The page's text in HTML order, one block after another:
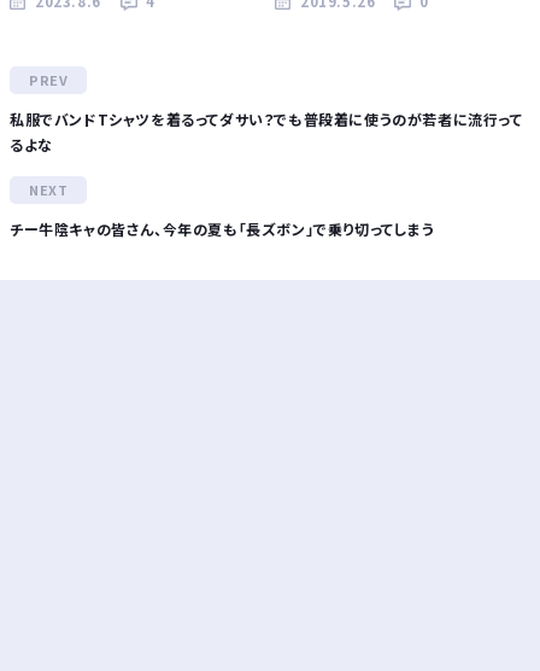
私服でバンドTシャツを着るってダサい？でも普段着に使うのが若者に流行って
るよな
チー牛陰キャの皆さん、今年の夏も「長ズボン」で乗り切ってしまう